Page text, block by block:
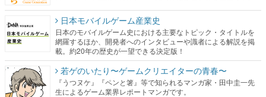
日本モバイルゲーム産業史
日本のモバイルゲーム史における主要なトピック・タイトルを
網羅するほか、開発者へのインタビューや識者による解説を掲
載。約20年の歴史が一望できる決定版！
若ゲのいたり〜ゲームクリエイターの青春〜
『うつヌケ』『ペンと箸』等で知られるマンガ家・田中圭一先
生によるゲーム業界レポートマンガです。